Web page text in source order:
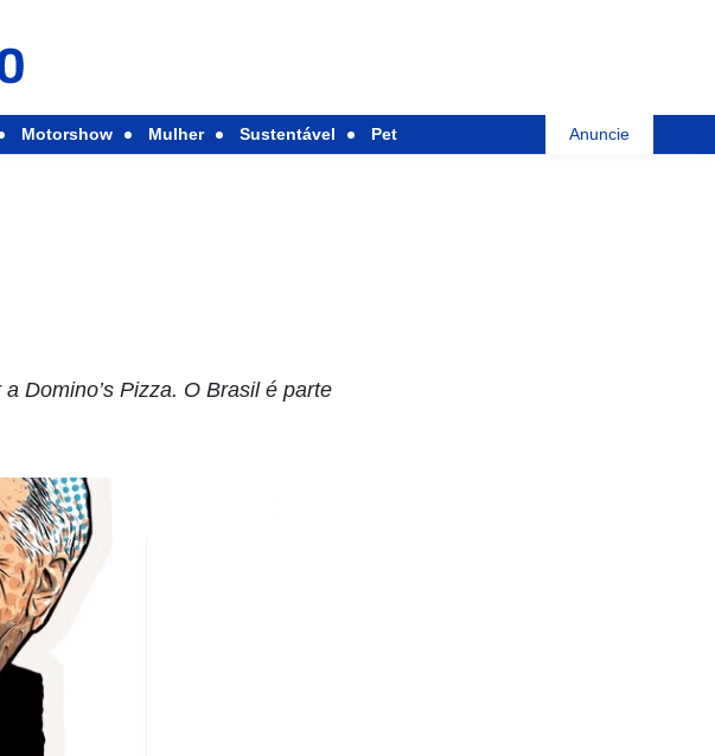
Motorshow Mulher Sustentável Pet Anuncie
Domino’s Pizza. O Brasil é parte